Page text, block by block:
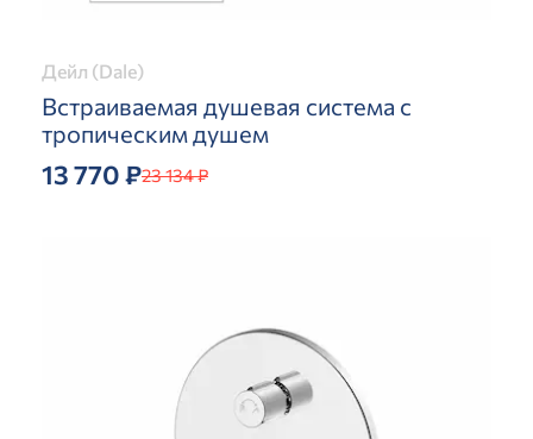
Дейл (Dale)
Встраиваемая душевая система с
тропическим душем
13 770 ₽23 134 ₽